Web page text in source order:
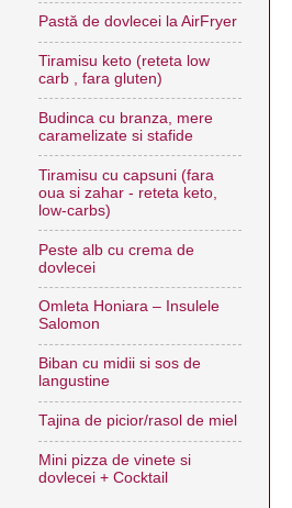
Pastă de dovlecei la AirFryer
Tiramisu keto (reteta low
carb , fara gluten)
Budinca cu branza, mere
caramelizate si stafide
Tiramisu cu capsuni (fara
oua si zahar - reteta keto,
low-carbs)
Peste alb cu crema de
dovlecei
Omleta Honiara – Insulele
Salomon
Biban cu midii si sos de
langustine
Tajina de picior/rasol de miel
Mini pizza de vinete si
dovlecei + Cocktail